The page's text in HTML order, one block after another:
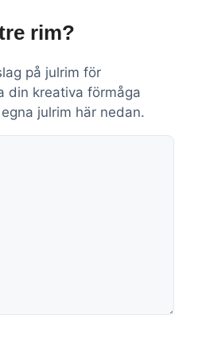
rim?
på julrim för
din kreativa förmåga
julrim här nedan.